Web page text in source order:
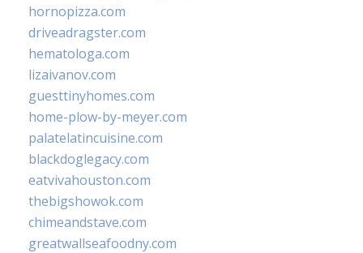
hornopizza.com
driveadragster.com
hematologa.com
lizaivanov.com
guesttinyhomes.com
home-plow-by-meyer.com
palatelatincuisine.com
blackdoglegacy.com
eatvivahouston.com
thebigshowok.com
chimeandstave.com
greatwallseafoodny.com